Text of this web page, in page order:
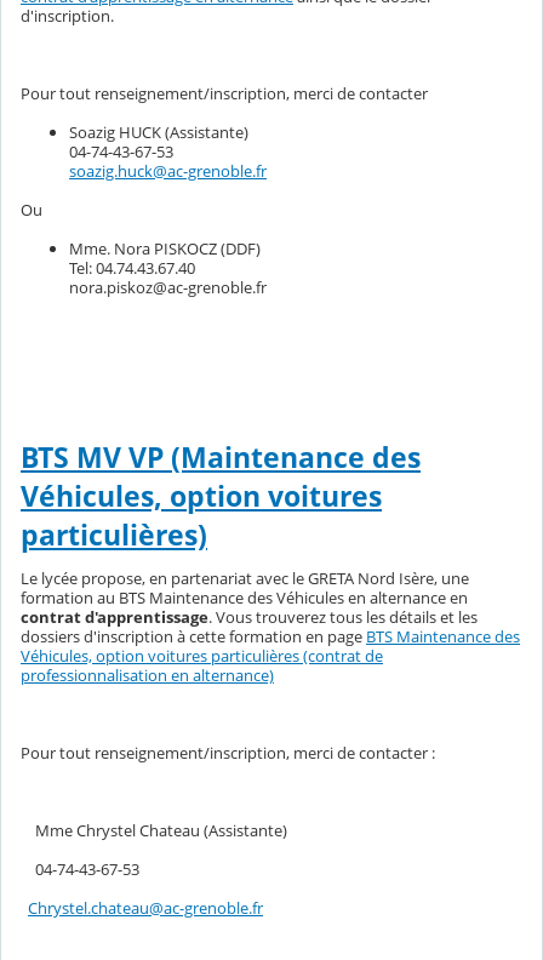
d'inscription.
Pour tout renseignement/inscription, merci de contacter
Soazig HUCK (Assistante)
04-74-43-67-53
soazig.huck@ac-grenoble.fr
Ou
Mme. Nora PISKOCZ (DDF)
Tel: 04.74.43.67.40
nora.piskoz@ac-grenoble.fr
BTS MV VP (Maintenance des
Véhicules, option voitures
particulières)
Le lycée propose, en partenariat avec le GRETA Nord Isère, une
formation au BTS Maintenance des Véhicules en alternance en
contrat d'apprentissage. Vous trouverez tous les détails et les
dossiers d'inscription à cette formation en page BTS Maintenance des
Véhicules, option voitures particulières (contrat de
professionnalisation en alternance)
Pour tout renseignement/inscription, merci de contacter :
Mme Chrystel Chateau (Assistante)
04-74-43-67-53
Chrystel.chateau@ac-grenoble.fr